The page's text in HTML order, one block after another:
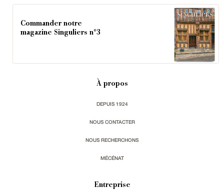
Commander notre
magazine Singuliers n°3
À propos
DEPUIS 1924
NOUS CONTACTER
NOUS RECHERCHONS
MÉCÉNAT
Entreprise